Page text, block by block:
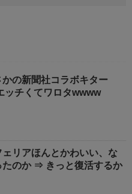
かの新聞社コラボキター
チくてワロタwwww
ェリアほんとかわいい、な
たのか ⇒ きっと復活するか